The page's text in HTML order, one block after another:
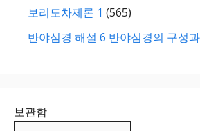
보리도차제론 1 (565)
반야심경 해설 6 반야심경의 구성
보관함